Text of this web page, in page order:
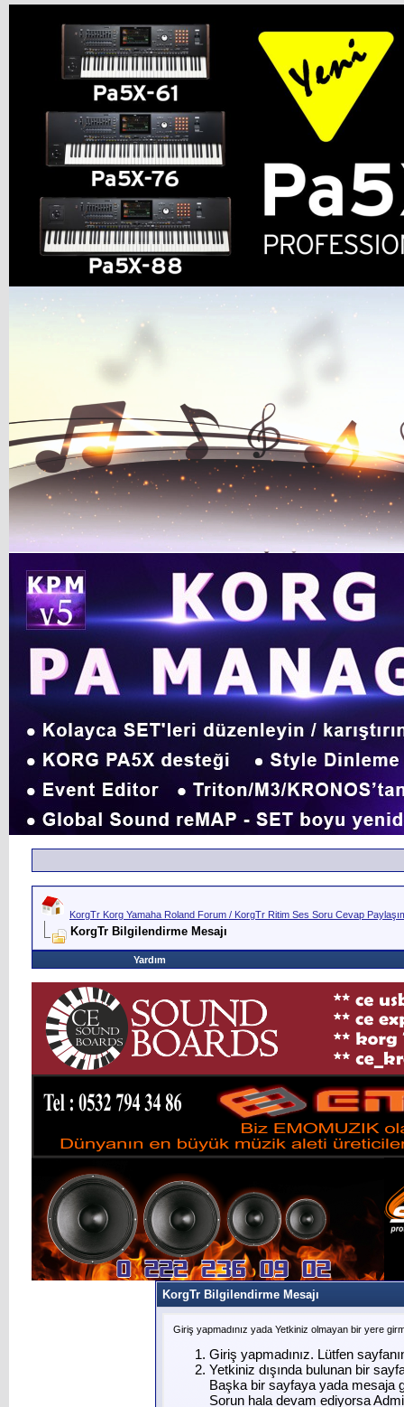
KorgTr Korg Yamaha Roland Forum / KorgTr Ritim Ses Soru Cevap
KorgTr Bilgilendirme Mesajı
Yardım
KorgTr Bilgilendirme Mesajı
Giriş yapmadınız yada Yetkiniz olmayan bir yere
Giriş yapmadınız. Lütfen
Yetkiniz dışında bulunan bir
Başka bir sayfaya yada mesaja
Sorun hala devam ediyorsa